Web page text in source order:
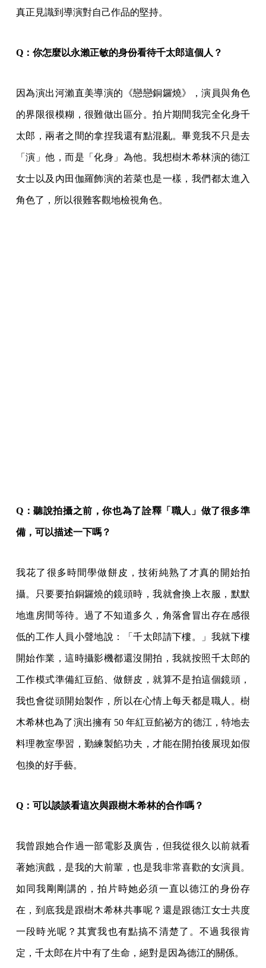
真正見識到導演對自己作品的堅持。
Q ：你怎麼以永瀨正敏的身份看待千太郎這個人？
因為演出河瀨直美導演的《戀戀銅鑼燒》，演員與角色
的界限很模糊，很難做出區分。拍片期間我完全化身千
太郎，兩者之間的拿捏我還有點混亂。畢竟我不只是去
「演」他，而是「化身」為他。我想樹木希林演的德江
女士以及內田伽羅飾演的若菜也是一樣，我們都太進入
角色了，所以很難客觀地檢視角色。
Q ：聽說拍攝之前，你也為了詮釋「職人」做了很多準
備，可以描述一下嗎？
我花了很多時間學做餅皮，技術純熟了才真的開始拍
攝。只要要拍銅鑼燒的鏡頭時，我就會換上衣服，默默
地進房間等待。過了不知道多久，角落會冒出存在感很
低的工作人員小聲地說：「千太郎請下樓。」我就下樓
開始作業，這時攝影機都還沒開拍，我就按照千太郎的
工作模式準備紅豆餡、做餅皮，就算不是拍這個鏡頭，
我也會從頭開始製作，所以在心情上每天都是職人。樹
木希林也為了演出擁有 50 年紅豆餡祕方的德江，特地去
料理教室學習，勤練製餡功夫，才能在開拍後展現如假
包換的好手藝。
Q ：可以談談看這次與跟樹木希林的合作嗎？
我曾跟她合作過一部電影及廣告，但我從很久以前就看
著她演戲，是我的大前輩，也是我非常喜歡的女演員。
如同我剛剛講的，拍片時她必須一直以德江的身份存
在，到底我是跟樹木希林共事呢？還是跟德江女士共度
一段時光呢？其實我也有點搞不清楚了。不過我很肯
定，千太郎在片中有了生命，絕對是因為德江的關係。